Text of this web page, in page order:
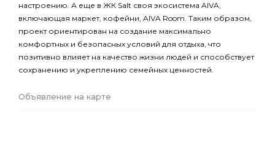
настроению. А еще в ЖК Salt своя экосистема AIVA,
включающая маркет, кофейни, AIVA Room. Таким образом,
проект ориентирован на создание максимально
комфортных и безопасных условий для отдыха, что
позитивно влияет на качество жизни людей и способствует
сохранению и укреплению семейных ценностей.
Объявление на карте